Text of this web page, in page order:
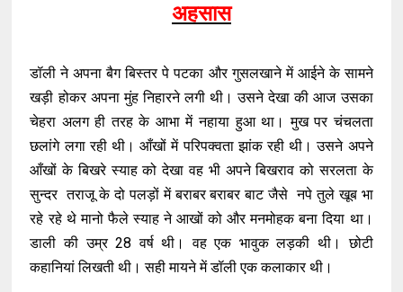
अहसास
डॉली ने अपना बैग बिस्तर पे पटका और गुसलखाने में आईने के सामने
खड़ी होकर अपना मुंह निहारने लगी थी। उसने देखा की आज उसका
चेहरा अलग ही तरह के आभा में नहाया हुआ था। मुख पर चंचलता
छलांगे लगा रही थी। आँखों में परिपक्वता झांक रही थी। उसने अपने
आँखों के बिखरे स्याह को देखा वह भी अपने बिखराव को सरलता के
सुन्दर तराजू के दो पलड़ों में बराबर बराबर बाट जैसे नपे तुले खूब भा
रहे रहे थे मानो फैले स्याह ने आखों को और मनमोहक बना दिया था।
डाली की उम्र 28 वर्ष थी। वह एक भावुक लड़की थी। छोटी
कहानियां लिखती थी। सही मायने में डॉली एक कलाकार थी।